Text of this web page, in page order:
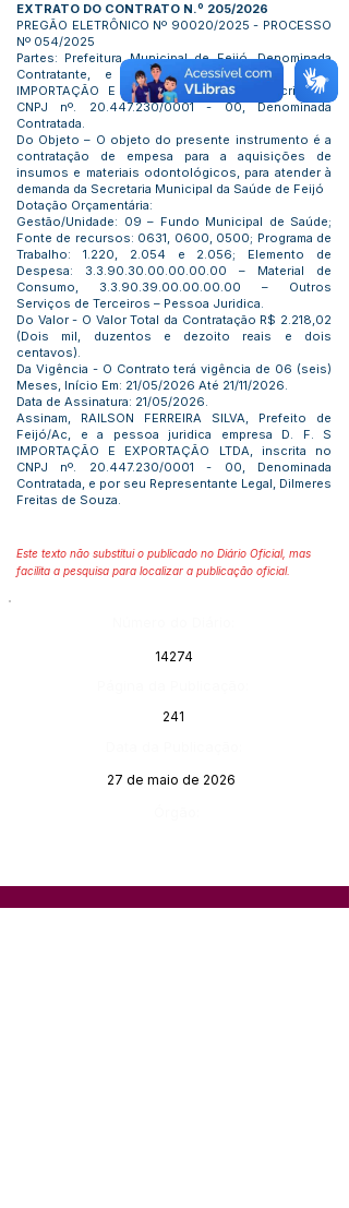
EXTRATO DO CONTRATO N.º 205/2026
PREGÃO ELETRÔNICO Nº 90020/2025 - PROCESSO
Nº 054/2025
Partes: Prefeitura Municipal de Feijó, Denominada
Contratante, e a Pessoa Jurídica: D. F. S
IMPORTAÇÃO E EXPORTAÇÃO LTDA, inscrita no
CNPJ nº. 20.447.230/0001 - 00, Denominada
Contratada.
Do Objeto – O objeto do presente instrumento é a
contratação de empesa para a aquisições de
insumos e materiais odontológicos, para atender à
demanda da Secretaria Municipal da Saúde de Feijó
Dotação Orçamentária:
Gestão/Unidade: 09 – Fundo Municipal de Saúde;
Fonte de recursos: 0631, 0600, 0500; Programa de
Trabalho: 1.220, 2.054 e 2.056; Elemento de
Despesa: 3.3.90.30.00.00.00.00 – Material de
Consumo, 3.3.90.39.00.00.00.00 – Outros
Serviços de Terceiros – Pessoa Juridica.
Do Valor - O Valor Total da Contratação R$ 2.218,02
(Dois mil, duzentos e dezoito reais e dois
centavos).
Da Vigência - O Contrato terá vigência de 06 (seis)
Meses, Início Em: 21/05/2026 Até 21/11/2026.
Data de Assinatura: 21/05/2026.
Assinam, RAILSON FERREIRA SILVA, Prefeito de
Feijó/Ac, e a pessoa juridica empresa D. F. S
IMPORTAÇÃO E EXPORTAÇÃO LTDA, inscrita no
CNPJ nº. 20.447.230/0001 - 00, Denominada
Contratada, e por seu Representante Legal, Dilmeres
Freitas de Souza.
Este texto não substitui o publicado no Diário Oficial, mas
facilita a pesquisa para localizar a publicação oficial.
14274
241
27 de maio de 2026